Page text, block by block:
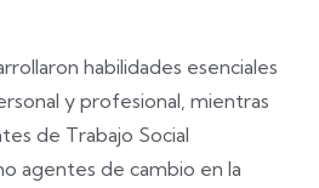
habilidades esenciales
y profesional, mientras
de Trabajo Social
agentes de cambio en la